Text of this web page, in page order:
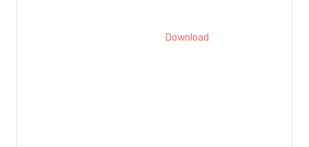
Download